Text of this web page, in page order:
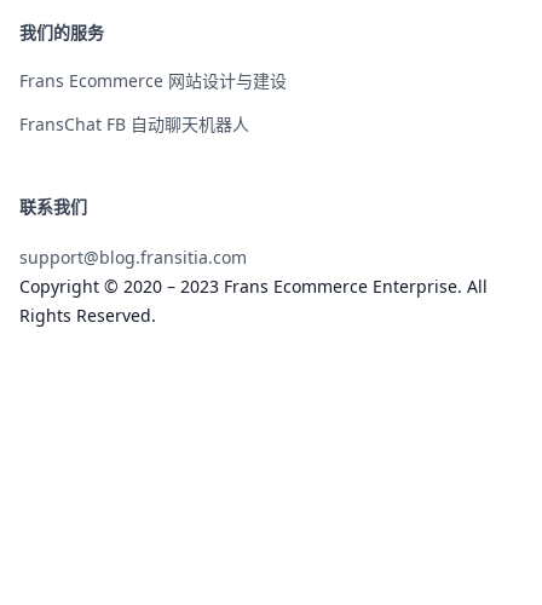
我们的服务
Frans Ecommerce 网站设计与建设
FransChat FB 自动聊天机器人
联系我们
support@blog.fransitia.com
Copyright © 2020 – 2023 Frans Ecommerce Enterprise. All
Rights Reserved.